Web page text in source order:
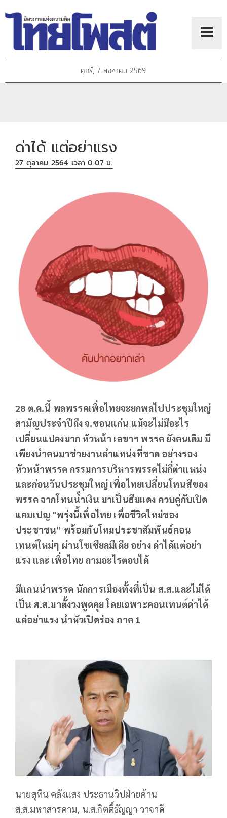
ศุกร์, 7 สิงหาคม 2569
ด่าได้ แต่อย่าแรง
27 ตุลาคม 2564 เวลา 0:07 น.
28 ต.ค.นี้ พลพรรคเพื่อไทยจะยกพลไปประชุมใหญ่
สามัญประจำปีถึง จ.ขอนแก่น แม้จะไม่มีอะไร
เปลี่ยนแปลงมาก หัวหน้า เลขาฯ พรรค ยังคนเดิม มี
เพียงนำคนมาช่วยงานตำแหน่งที่ขาด อย่างรอง
หัวหน้าพรรค กรรมการบริหารพรรคไม่กี่ตำแหน่ง
และก่อนวันประชุมใหญ่ เพื่อไทยเปลี่ยนโทนสีของ
พรรค จากโทนน้ำเงิน มาเป็นธีมแดง ควบคู่กับเปิด
แคมเปญ "พรุ่งนี้เพื่อไทย เพื่อชีวิตใหม่ของ
ประชาชน” พร้อมกับโหมประชาสัมพันธ์คอน
เทนต์ใหม่ๆ ผ่านโซเชียลมีเดีย อย่าง ด่าได้แต่อย่า
แรง และ เพื่อไทย ถามอะไรตอบได้
มีแกนนำพรรค นักการเมืองทั้งที่เป็น ส.ส.และไม่ได้
เป็น ส.ส.มาตั้งวงพูดคุย โดยเฉพาะคอนเทนต์ด่าได้
แต่อย่าแรง นำหัวเปิดร่อง ภาค 1
นายสุทิน คลังแสง ประธานวิปฝ่ายค้าน
ส.ส.มหาสารคาม, น.ส.กิตติ์ธัญญา วาจาดี